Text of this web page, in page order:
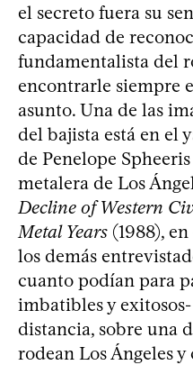
el secreto fuera su
capacidad de
fundamentalista del
encontrarle siempre
asunto. Una de las
del bajista está en el
de Penelope
metalera de Los
Decline of Western
Metal Years (1988),
los demás
cuanto podían para
imbatibles y
distancia, sobre una
rodean Los Ángeles